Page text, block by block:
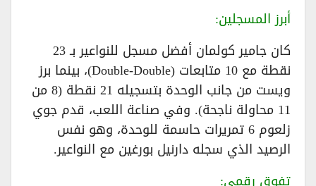
أبرز المسجلين:
كان جامير كولمان أفضل مسجل للنواعير بـ 23
نقطة مع 10 متابعات (Double-Double)، بينما برز
ويست من جانب الوحدة بتسجيله 21 نقطة (8 من
11 محاولة ناجحة). وفي صناعة اللعب، قدم جوي
زلعوم 6 تمريرات حاسمة للوحدة، وهو نفس
الرصيد الذي سجله دارنيل بورغين مع النواعير.
تفوق رقمي: